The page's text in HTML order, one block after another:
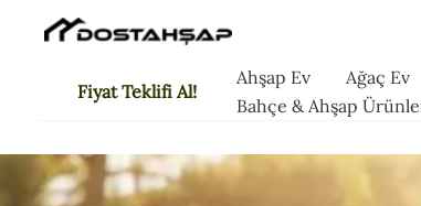
Fiyat Teklifi Al!
Ahşap Ev Ağaç Ev
Bahçe & Ahşap